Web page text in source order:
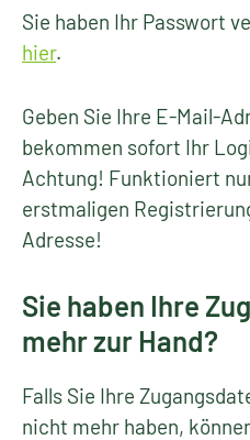
Sie haben Ihr Passwort
hier.
Geben Sie Ihre E-Mail-
bekommen sofort Ihr
Achtung! Funktioniert
erstmaligen
Adresse!
Sie haben Ihre
mehr zur Hand?
Falls Sie Ihre
nicht mehr haben,